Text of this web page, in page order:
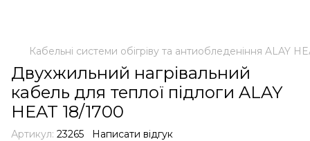
Кабельні системи обігріву та антиобледеніння ALAY
Двухжильний нагрівальний
кабель для теплої підлоги ALAY
HEAT 18/1700
Артикул: 23265 Написати відгук